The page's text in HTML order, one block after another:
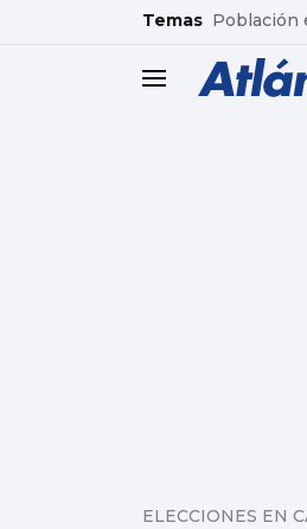
common.go-to-content
Temas Población
ELECCIONES EN